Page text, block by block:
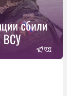
сбили
ВСУ